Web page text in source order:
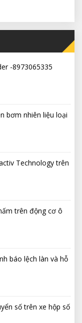
-8973065335
bơm nhiên liệu loại
Technology trên
trên động cơ ô
báo lệch làn và hỗ
số trên xe hộp số